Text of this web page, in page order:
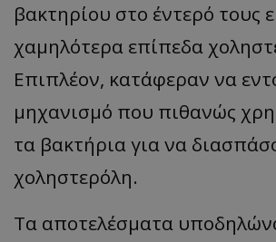
βακτηρίου στο έντερό τους
χαμηλότερα επίπεδα
Επιπλέον, κατάφεραν να
μηχανισμό που πιθανώς
τα βακτήρια για να
χοληστερόλη.
Τα αποτελέσματα